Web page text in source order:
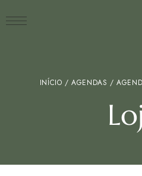
INÍCIO /AGENDAS /